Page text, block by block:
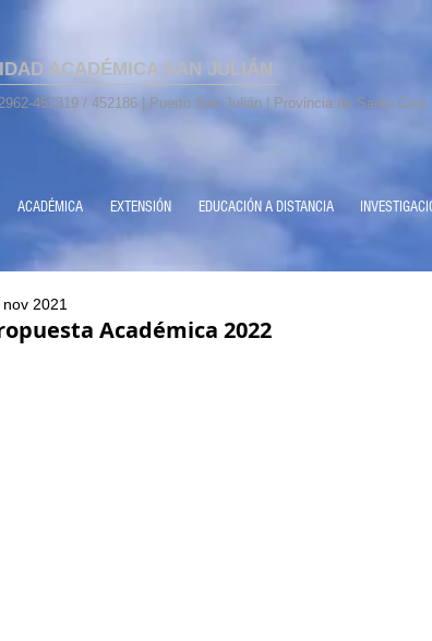
ACADÉMICA SAN JULIÁN
452319 / 452186 | Puerto San Julián | Provincia de Santa Cruz
ACADÉMICA EXTENSIÓN EDUCACIÓN A DISTANCIA
Académica 2022
nov 2021